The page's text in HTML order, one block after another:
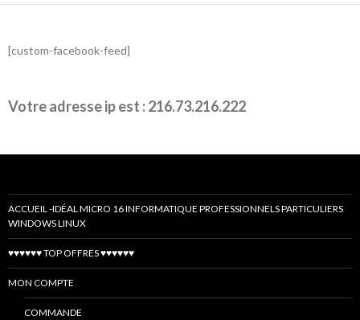
[custom-facebook-feed]
Votre adresse ip est : 216.73.216.222
ACCUEIL -IDÉAL MICRO 16 INFORMATIQUE PROFESSIONNELS PARTICULIERS
WINDOWS LINUX
♥♥♥♥♥♥ TOP OFFRES ♥♥♥♥♥♥
MON COMPTE
COMMANDE